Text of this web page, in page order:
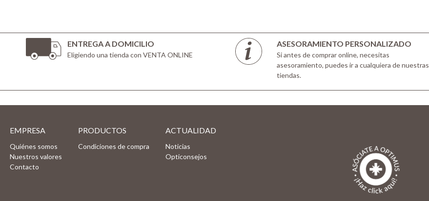
ENTREGA A DOMICILIO
Eligiendo una tienda con VENTA ONLINE
ASESORAMIENTO PERSONALIZADO
Si antes de comprar online, necesitas
asesoramiento, puedes ir a cualquiera de nuestras
tiendas.
EMPRESA
Quiénes somos
Nuestros valores
Contacto
PRODUCTOS
Condiciones de compra
ACTUALIDAD
Noticias
Opticonsejos